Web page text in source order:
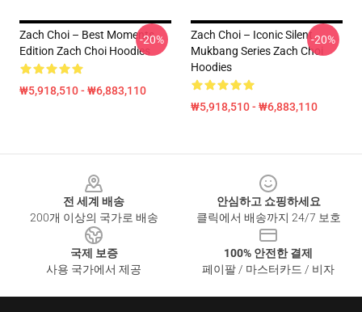
Zach Choi – Best Moments
Edition Zach Choi Hoodies
₩5,918,510 - ₩6,883,110
-20%
Zach Choi – Iconic Silent
Mukbang Series Zach Choi
Hoodies
₩5,918,510 - ₩6,883,110
-20%
전 세계 배송
200개 이상의 국가로 배송
안심하고 쇼핑하세요
클릭에서 배송까지 24/7 보호
국제 보증
사용 국가에서 제공
100% 안전한 결제
페이팔 / 마스터카드 / 비자